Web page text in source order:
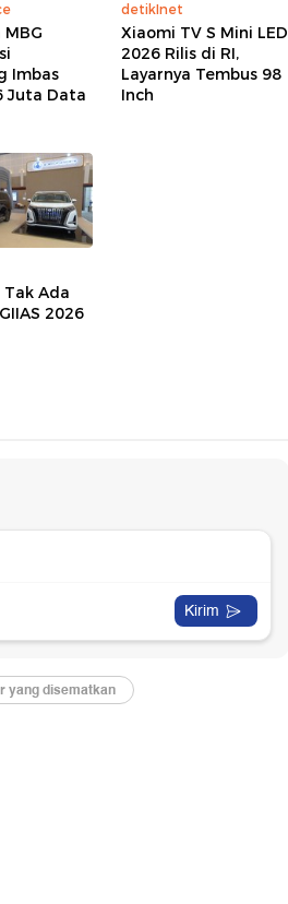
Imbas
Juta Data
detikInet
Xiaomi TV S Mini LED
2026 Rilis di RI,
Layarnya Tembus 98
Inch
Tak Ada
2026